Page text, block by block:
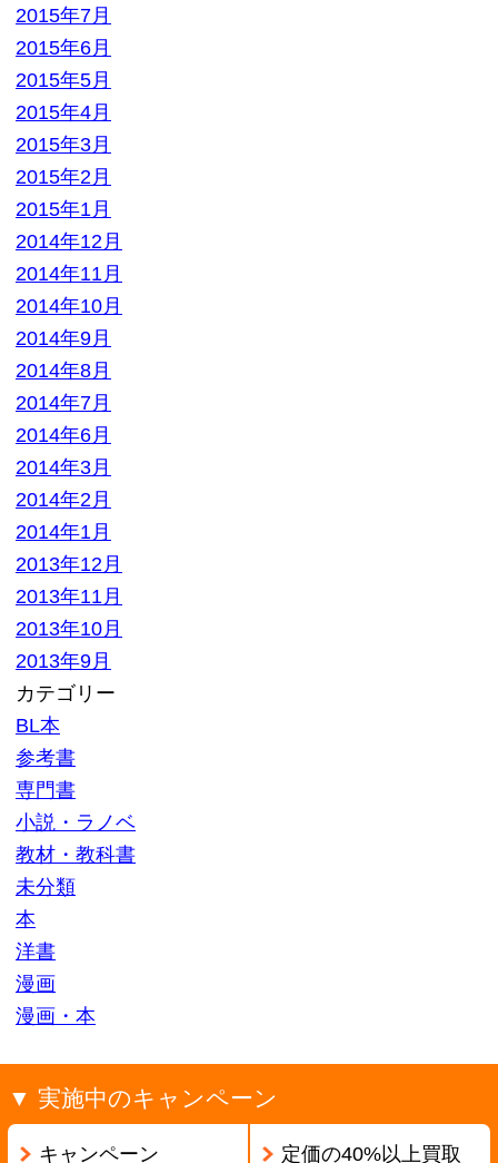
2013年9月
カテゴリー
BL本
参考書
専門書
教材・教科書
未分類
洋書
漫画
漫画・本
▼ 実施中のキャンペーン
キャンペーン
大口査定
▼ サイトメニュー
トップページ
高額買取リスト
買い取れるもの
よくある質問
選ばれる10の理由
お問い合わせ
特定商取引法記載
利用規約
モバイル